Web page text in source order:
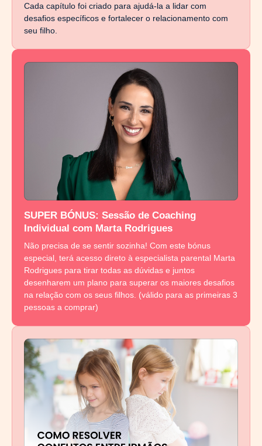
Cada capítulo foi criado para ajudá-la a lidar com
desafios específicos e fortalecer o relacionamento com
seu filho.
SUPER BÓNUS: Sessão de Coaching
Individual com Marta Rodrigues
Não precisa de se sentir sozinha! Com este bónus
especial, terá acesso direto à especialista parental Marta
Rodrigues para tirar todas as dúvidas e juntos
desenharem um plano para superar os maiores desafios
na relação com os seus filhos. (válido para as primeiras 3
pessoas a comprar)